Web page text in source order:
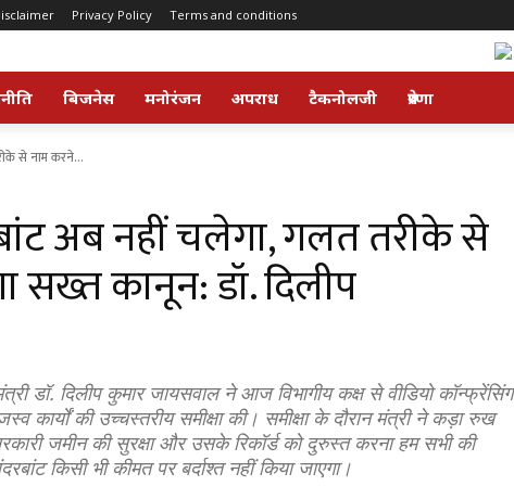
Privacy Policy Terms and conditions
बिजनेस मनोरंजन अपराध टैकनोलजी प्रेरणा
से नाम करने...
अब नहीं चलेगा, गलत तरीके से
सख्त कानून: डॉ. दिलीप
डॉ. दिलीप कुमार जायसवाल ने आज विभागीय कक्ष से वीडियो कॉन्फ्रेंसिंग
कार्यों की उच्चस्तरीय समीक्षा की। समीक्षा के दौरान मंत्री ने कड़ा रुख
जमीन की सुरक्षा और उसके रिकॉर्ड को दुरुस्त करना हम सभी की
किसी भी कीमत पर बर्दाश्त नहीं किया जाएगा।